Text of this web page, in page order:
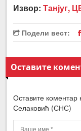
Извор:Танјуг,
Подели вест:
Оставите
Оставите
Селаковић (СНС)